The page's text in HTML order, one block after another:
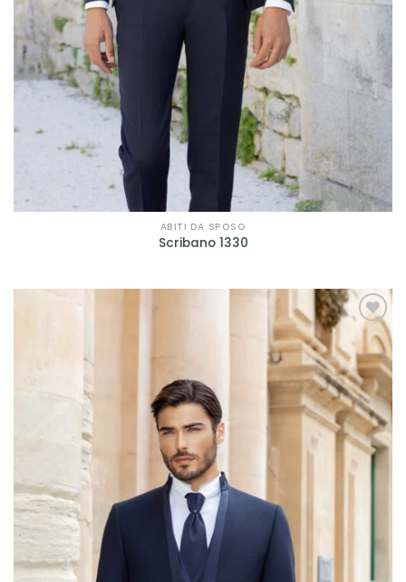
ABITI DA SPOSO
Scribano 1330
AGGIUNGI
ALLA TUA
LISTA DEI
DESIDERI